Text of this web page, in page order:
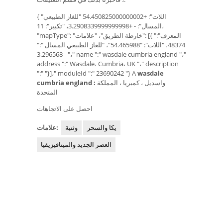
{ "اللات": +54.450825000000002 "للغاز الطبيعي
المسال": - +3.2908339999999998، "تكبير": 11،
"mapType": "خارطة الطريق"، "علامات": [{ "المعرف":
48374، "اللات": "54.465988"، "للغاز الطبيعي المسال ":"
- 3.296568 "،" name ":" wasdale cumbria england "،"
address ":" Wasdale، Cumbria، UK "،" description
":" "}]،" moduleId ":" 23690242 "} Awasdale
cumbria england :
المتحدة
احصل على الاتجاهات
علامات: وثنية
يكا والسحر
العصر الجديد والميتافيزيقيا